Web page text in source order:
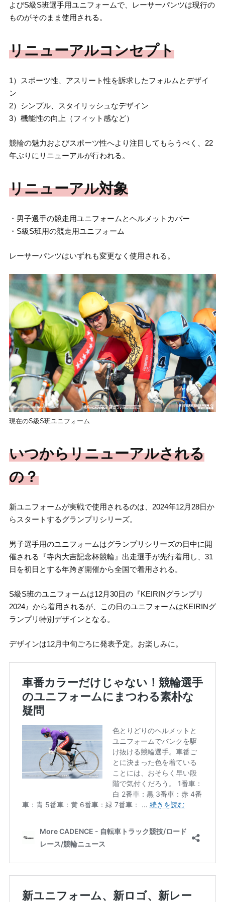
よびS級S班選手用ユニフォームで、レーサーパンツは現行の
ものがそのまま使用される。
リニューアルコンセプト
1）スポーツ性、アスリート性を訴求したフォルムとデザイ
ン
2）シンプル、スタイリッシュなデザイン
3）機能性の向上（フィット感など）
競輪の魅力およびスポーツ性へより注目してもらうべく、22
年ぶりにリニューアルが行われる。
リニューアル対象
・男子選手の競走用ユニフォームとヘルメットカバー
・S級S班用の競走用ユニフォーム
レーサーパンツはいずれも変更なく使用される。
現在のS級S班ユニフォーム
いつからリニューアルされる
の？
新ユニフォームが実戦で使用されるのは、2024年12月28日か
らスタートするグランプリシリーズ。
男子選手用のユニフォームはグランプリシリーズの日中に開
催される『寺内大吉記念杯競輪』出走選手が先行着用し、31
日を初日とする年跨ぎ開催から全国で着用される。
S級S班のユニフォームは12月30日の『KEIRINグランプリ
2024』から着用されるが、この日のユニフォームはKEIRINグ
ランプリ特別デザインとなる。
デザインは12月中旬ごろに発表予定。お楽しみに。